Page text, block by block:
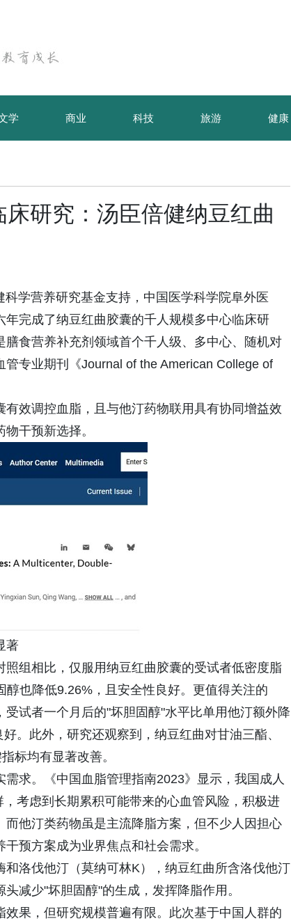
学 商业 科技 旅游 健康
研究：汤臣倍健纳豆红曲
学营养研究基金支持，中国医学科学院阜外医
完成了纳豆红曲胶囊的千人规模多中心临床研
食营养补充剂领域首个千人级、多中心、随机对
专业期刊《Journal of the American College of
效调控血脂，且与他汀药物联用具有协同增益效
干预新选择。
著
组相比，仅服用纳豆红曲胶囊的受试者低密度脂
也降低9.26%，且安全性良好。更值得关注的
试者一个月后的"坏胆固醇"水平比单用他汀额外降
。此外，研究还观察到，纳豆红曲对甘油三酯、
标均有显著改善。
求。《中国血脂管理指南2023》显示，我国成人
考虑到长期累积可能带来的心血管风险，积极进
他汀类药物虽是主流降脂方案，但不少人因担心
预方案成为业界焦点和社会需求。
洛伐他汀（莫纳可林K），纳豆红曲所含洛伐他汀
减少"坏胆固醇"的生成，发挥降脂作用。
果，但研究规模普遍有限。此次基于中国人群的